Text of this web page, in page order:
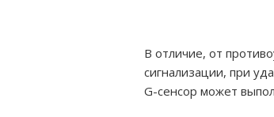
В отличие, от
сигнализации, при
G-сенсор может